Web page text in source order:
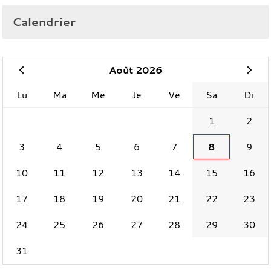
Calendrier
Août 2026
Lu
Ma Me Je Ve Sa
Di
1
2
3
4 5 6 7 8
9
10
11 12 13 14 15
16
17
18 19 20 21 22
23
24
25 26 27 28 29
30
31